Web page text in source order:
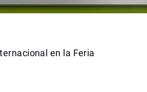
en la Feria